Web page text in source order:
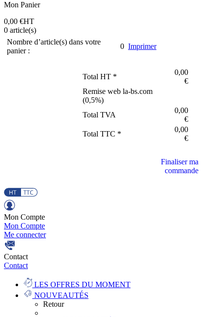
Mon Panier
0,00 €HT
0 article(s)
Nombre d’article(s) dans votre
panier :
0 Imprimer
Total HT *
0,00
€
Remise web la-bs.com
(0,5%)
Total TVA
0,00
€
Total TTC *
0,00
€
Finaliser ma
commande
Mon Compte
Mon Compte
Me connecter
Contact
Contact
LES OFFRES DU MOMENT
NOUVEAUTÉS
Retour